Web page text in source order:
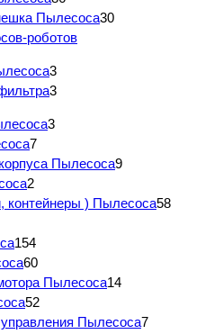
Пылесоса30
роботов
3
3
3
7
Пылесоса9
2
контейнеры ) Пылесоса58
154
60
Пылесоса14
52
Пылесоса7